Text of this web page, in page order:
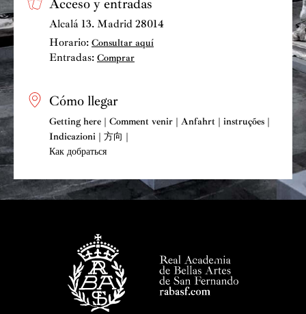
Acceso y entradas
Alcalá 13. Madrid 28014
Horario: Consultar aquí
Entradas: Comprar
Cómo llegar
Getting here | Comment venir | Anfahrt | instruções |
Indicazioni | 方向 |
Как добраться